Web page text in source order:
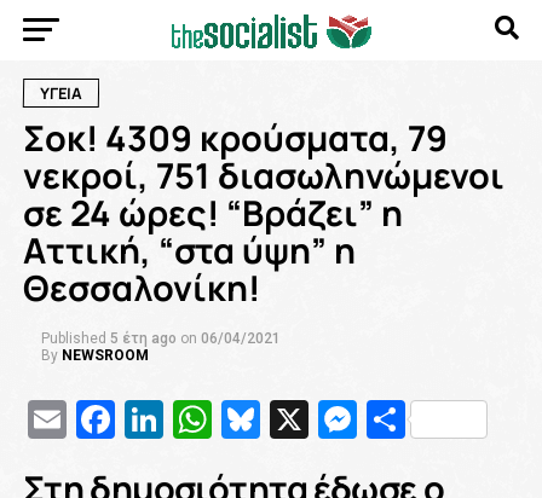
ΥΓΕΙΑ
Σοκ! 4309 κρούσματα, 79
νεκροί, 751 διασωληνώμενοι
σε 24 ώρες! “Βράζει” η
Αττική, “στα ύψη” η
Θεσσαλονίκη!
Published 5 έτη ago on 06/04/2021
By NEWSROOM
EmailFacebook
LinkedIn
WhatsApp
Bluesky
X
Στη δημοσιότητα έδωσε ο